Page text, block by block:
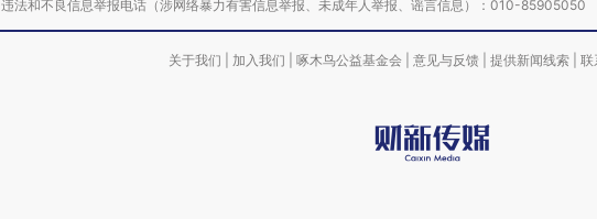
违法和不良信息举报电话（涉网络暴力有害信息举报、未成年人举报、谣言信息）：010-
关于我们 加入我们 啄木鸟公益基金会 意见与反馈 提供新闻线索 联